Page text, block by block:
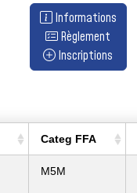
Informations
Règlement
Inscriptions
Categ FFA
M5M